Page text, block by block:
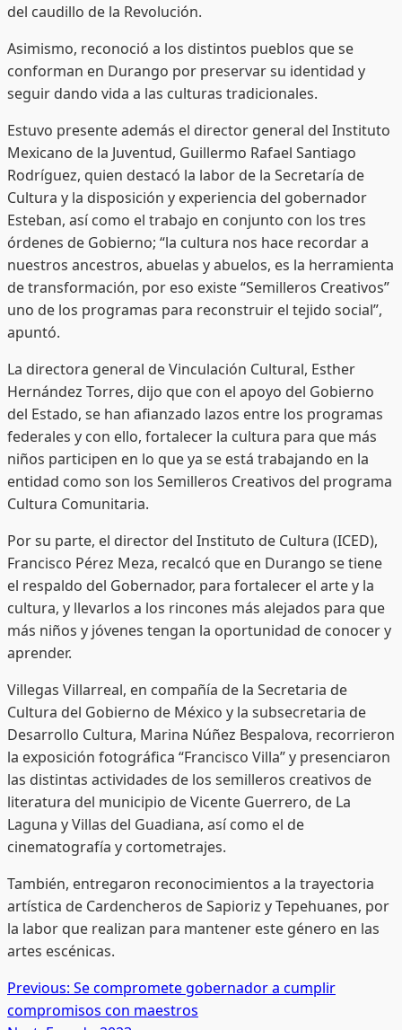
del caudillo de la Revolución.
Asimismo, reconoció a los distintos pueblos que se
conforman en Durango por preservar su identidad y
seguir dando vida a las culturas tradicionales.
Estuvo presente además el director general del Instituto
Mexicano de la Juventud, Guillermo Rafael Santiago
Rodríguez, quien destacó la labor de la Secretaría de
Cultura y la disposición y experiencia del gobernador
Esteban, así como el trabajo en conjunto con los tres
órdenes de Gobierno; “la cultura nos hace recordar a
nuestros ancestros, abuelas y abuelos, es la herramienta
de transformación, por eso existe “Semilleros Creativos”
uno de los programas para reconstruir el tejido social”,
apuntó.
La directora general de Vinculación Cultural, Esther
Hernández Torres, dijo que con el apoyo del Gobierno
del Estado, se han afianzado lazos entre los programas
federales y con ello, fortalecer la cultura para que más
niños participen en lo que ya se está trabajando en la
entidad como son los Semilleros Creativos del programa
Cultura Comunitaria.
Por su parte, el director del Instituto de Cultura (ICED),
Francisco Pérez Meza, recalcó que en Durango se tiene
el respaldo del Gobernador, para fortalecer el arte y la
cultura, y llevarlos a los rincones más alejados para que
más niños y jóvenes tengan la oportunidad de conocer y
aprender.
Villegas Villarreal, en compañía de la Secretaria de
Cultura del Gobierno de México y la subsecretaria de
Desarrollo Cultura, Marina Núñez Bespalova, recorrieron
la exposición fotográfica “Francisco Villa” y presenciaron
las distintas actividades de los semilleros creativos de
literatura del municipio de Vicente Guerrero, de La
Laguna y Villas del Guadiana, así como el de
cinematografía y cortometrajes.
También, entregaron reconocimientos a la trayectoria
artística de Cardencheros de Sapioriz y Tepehuanes, por
la labor que realizan para mantener este género en las
artes escénicas.
Post
Previous: Se compromete gobernador a cumplir
compromisos con maestros